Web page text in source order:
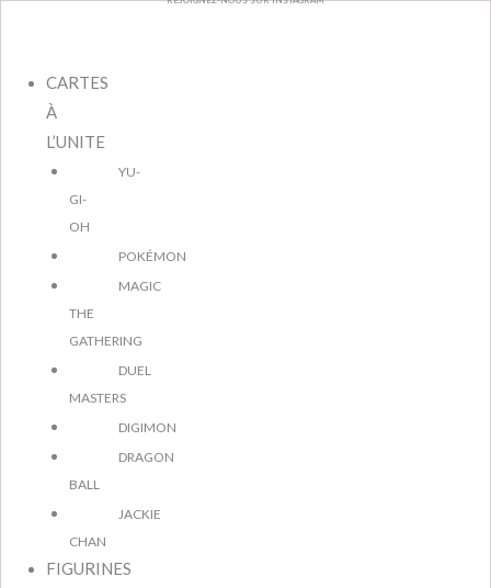
CARTES
À
L’UNITE
YU-
GI-
OH
POKÉMON
MAGIC
THE
GATHERING
DUEL
MASTERS
DIGIMON
DRAGON
BALL
JACKIE
CHAN
FIGURINES